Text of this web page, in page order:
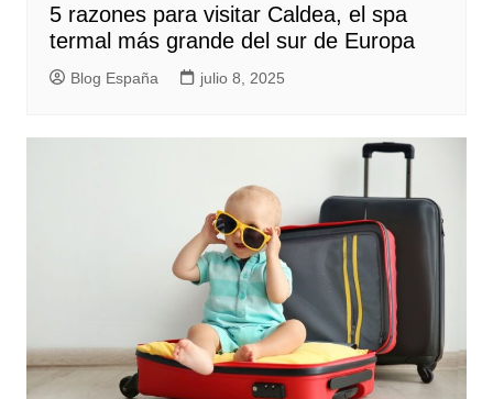
5 razones para visitar Caldea, el spa
termal más grande del sur de Europa
Blog España julio 8, 2025